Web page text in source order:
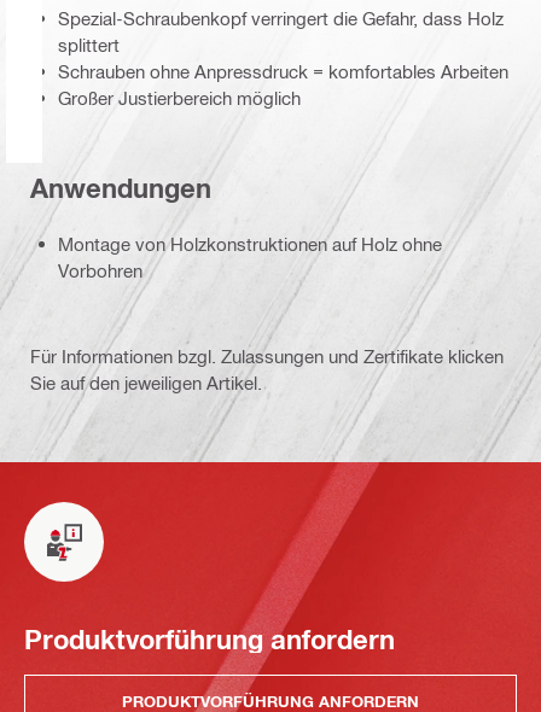
Spezial-Schraubenkopf verringert die Gefahr, dass Holz
splittert
Schrauben ohne Anpressdruck = komfortables Arbeiten
Großer Justierbereich möglich
Anwendungen
Montage von Holzkonstruktionen auf Holz ohne
Vorbohren
Für Informationen bzgl. Zulassungen und Zertifikate klicken
Sie auf den jeweiligen Artikel.
Produktvorführung anfordern
PRODUKTVORFÜHRUNG ANFORDERN